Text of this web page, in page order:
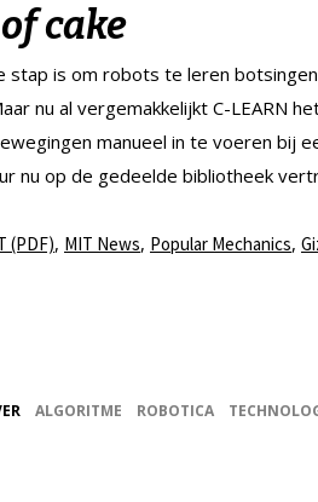
cake
stap is om robots te leren
nu al vergemakkelijkt C-LEARN
manueel in te voeren bij
nu op de gedeelde bibliotheek
(PDF), MIT News, Popular Mechanics,
ALGORITME ROBOTICA